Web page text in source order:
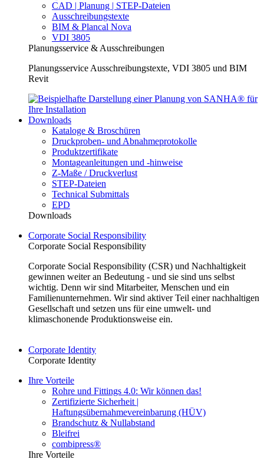
CAD | Planung | STEP-Dateien
Ausschreibungstexte
BIM & Plancal Nova
VDI 3805
Planungsservice & Ausschreibungen
Planungsservice Ausschreibungstexte, VDI 3805 und BIM
Revit
Downloads
Kataloge & Broschüren
Druckproben- und Abnahmeprotokolle
Produktzertifikate
Montageanleitungen und -hinweise
Z-Maße / Druckverlust
STEP-Dateien
Technical Submittals
EPD
Downloads
Corporate Social Responsibility
Corporate Social Responsibility
Corporate Social Responsibility (CSR) und Nachhaltigkeit
gewinnen weiter an Bedeutung - und sie sind uns selbst
wichtig. Denn wir sind Mitarbeiter, Menschen und ein
Familienunternehmen. Wir sind aktiver Teil einer nachhaltigen
Gesellschaft und setzen uns für eine umwelt- und
klimaschonende Produktionsweise ein.
Corporate Identity
Corporate Identity
Ihre Vorteile
Rohre und Fittings 4.0: Wir können das!
Zertifizierte Sicherheit |
Haftungsübernahmevereinbarung (HÜV)
Brandschutz & Nullabstand
Bleifrei
combipress®
Ihre Vorteile